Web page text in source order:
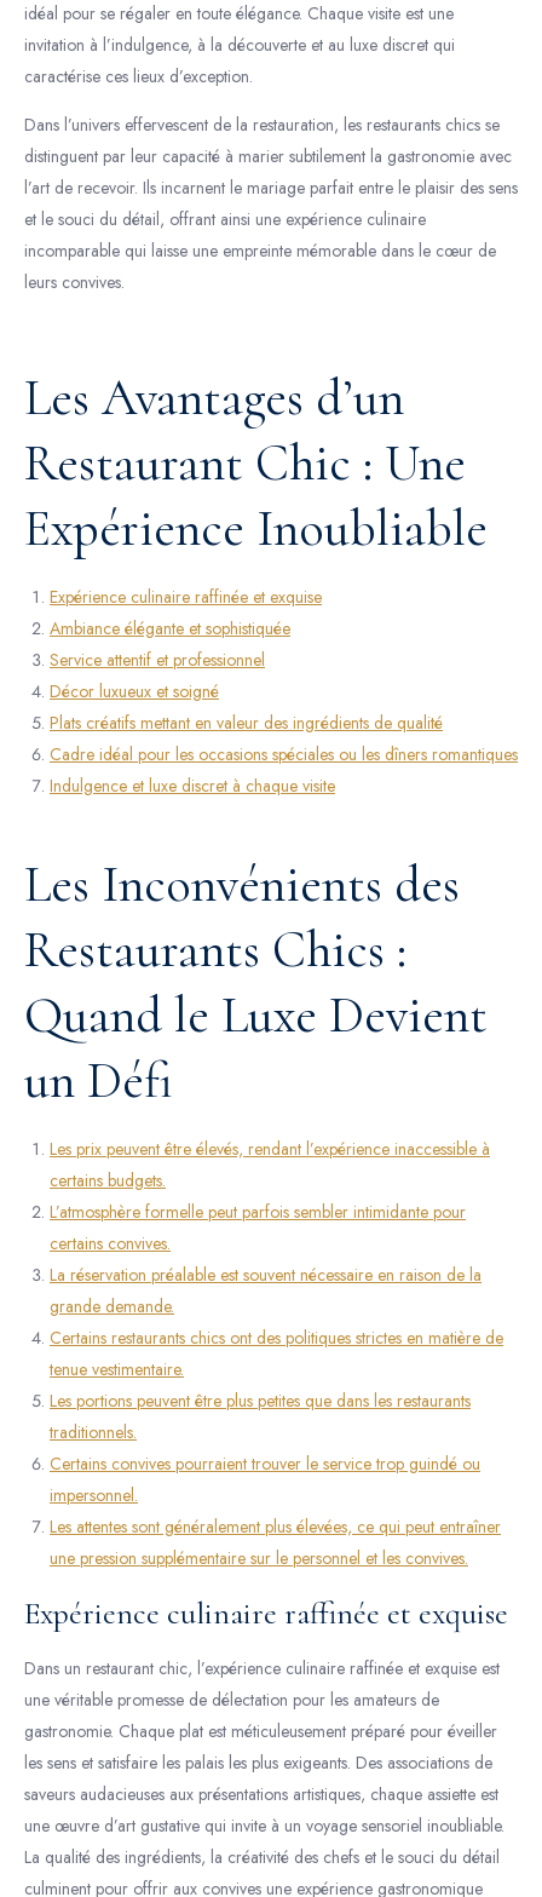
idéal pour se régaler en toute élégance. Chaque visite est une
invitation à l’indulgence, à la découverte et au luxe discret qui
caractérise ces lieux d’exception.
Dans l’univers effervescent de la restauration, les restaurants chics se
distinguent par leur capacité à marier subtilement la gastronomie avec
l’art de recevoir. Ils incarnent le mariage parfait entre le plaisir des sens
et le souci du détail, offrant ainsi une expérience culinaire
incomparable qui laisse une empreinte mémorable dans le cœur de
leurs convives.
Les Avantages d’un
Restaurant Chic : Une
Expérience Inoubliable
Expérience culinaire raffinée et exquise
Ambiance élégante et sophistiquée
Service attentif et professionnel
Décor luxueux et soigné
Plats créatifs mettant en valeur des ingrédients de qualité
Cadre idéal pour les occasions spéciales ou les dîners romantiques
Indulgence et luxe discret à chaque visite
Les Inconvénients des
Restaurants Chics :
Quand le Luxe Devient
un Défi
Les prix peuvent être élevés, rendant l’expérience inaccessible à
certains budgets.
L’atmosphère formelle peut parfois sembler intimidante pour
certains convives.
La réservation préalable est souvent nécessaire en raison de la
grande demande.
Certains restaurants chics ont des politiques strictes en matière de
tenue vestimentaire.
Les portions peuvent être plus petites que dans les restaurants
traditionnels.
Certains convives pourraient trouver le service trop guindé ou
impersonnel.
Les attentes sont généralement plus élevées, ce qui peut entraîner
une pression supplémentaire sur le personnel et les convives.
Expérience culinaire raffinée et exquise
Dans un restaurant chic, l’expérience culinaire raffinée et exquise est
une véritable promesse de délectation pour les amateurs de
gastronomie. Chaque plat est méticuleusement préparé pour éveiller
les sens et satisfaire les palais les plus exigeants. Des associations de
saveurs audacieuses aux présentations artistiques, chaque assiette est
une œuvre d’art gustative qui invite à un voyage sensoriel inoubliable.
La qualité des ingrédients, la créativité des chefs et le souci du détail
culminent pour offrir aux convives une expérience gastronomique